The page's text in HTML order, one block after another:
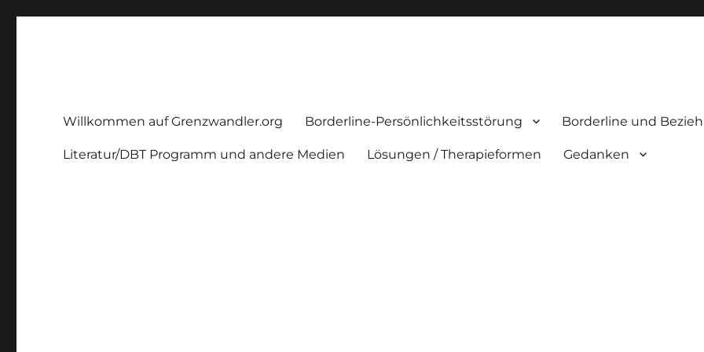
Willkommen auf Grenzwandler.org Borderline-Persönlichkeitsstörung Borderline und
Literatur/DBT Programm und andere Medien Lösungen / Therapieformen Gedanken